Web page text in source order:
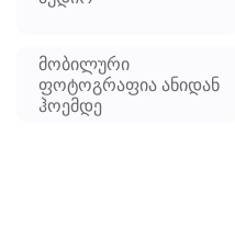
მობილური
ფოტოგრაფია ანიდან
ჰოემდე